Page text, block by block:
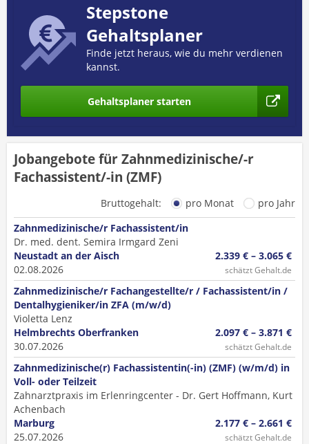
Stepstone
Gehaltsplaner
Finde jetzt heraus, wie du mehr verdienen
kannst.
Gehaltsplaner starten
Jobangebote für Zahnmedizinische/-r
Fachassistent/-in (ZMF)
Bruttogehalt: pro Monat
pro Jahr
Zahnmedizinische/r Fachassistent/in
Dr. med. dent. Semira Irmgard Zeni
Neustadt an der Aisch
02.08.2026
2.339 € – 3.065 €
schätzt Gehalt.de
Zahnmedizinische/r Fachangestellte/r / Fachassistent/in /
Dentalhygieniker/in ZFA (m/w/d)
Violetta Lenz
Helmbrechts Oberfranken
30.07.2026
2.097 € – 3.871 €
schätzt Gehalt.de
Zahnmedizinische(r) Fachassistentin(-in) (ZMF) (w/m/d) in
Voll- oder Teilzeit
Zahnarztpraxis im Erlenringcenter - Dr. Gert Hoffmann, Kurt
Achenbach
Marburg
25.07.2026
2.177 € – 2.661 €
schätzt Gehalt.de